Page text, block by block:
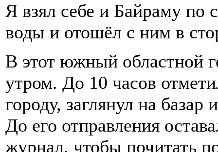
Я взял себе и Байраму по
воды и отошёл с ним в
В этот южный областной
утром. До 10 часов
городу, заглянул на
До его отправления
журнал, чтобы почитать